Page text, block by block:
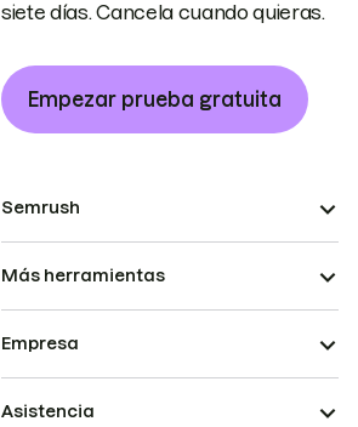
siete días. Cancela cuando quieras.
Empezar prueba gratuita
Semrush
Más herramientas
Empresa
Asistencia